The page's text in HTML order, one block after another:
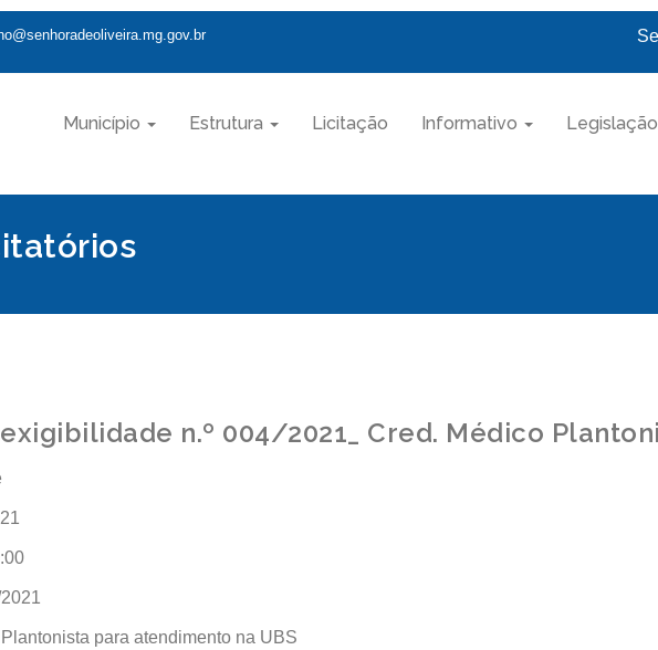
Município Estrutura Licitação Informativo
n.º 004/2021_ Cred. Médico
para atendimento na UBS